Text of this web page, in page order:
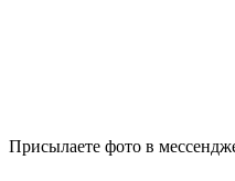
Присылаете фото в